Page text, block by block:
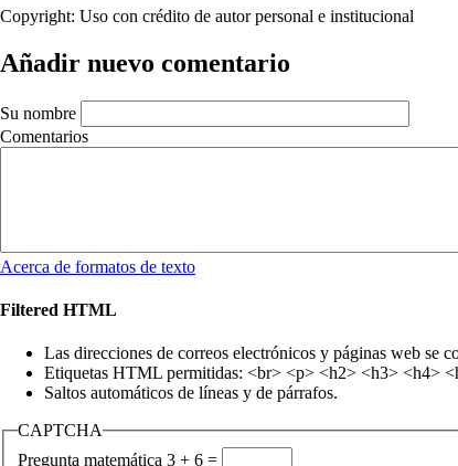
Copyright: Uso con crédito de autor personal e institucional
Añadir nuevo comentario
Su nombre
Comentarios
Acerca de formatos de texto
Filtered HTML
Las direcciones de correos electrónicos y páginas web se
Etiquetas HTML permitidas: <br> <p> <h2> <h3> <h4>
Saltos automáticos de líneas y de párrafos.
CAPTCHA
Pregunta matemática 3 + 6 =